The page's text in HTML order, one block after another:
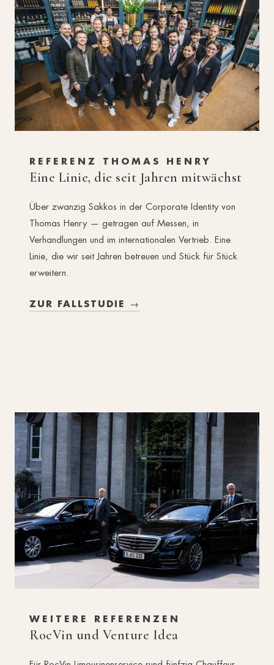
REFERENZ THOMAS HENRY
Eine Linie, die seit Jahren mitwächst
Über zwanzig Sakkos in der Corporate Identity von
Thomas Henry — getragen auf Messen, in
Verhandlungen und im internationalen Vertrieb. Eine
Linie, die wir seit Jahren betreuen und Stück für Stück
erweitern.
ZUR FALLSTUDIE →
WEITERE REFERENZEN
RocVin und Venture Idea